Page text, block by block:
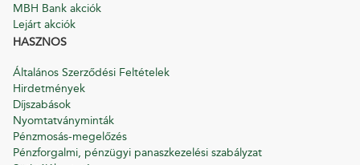
MBH Bank akciók
Lejárt akciók
HASZNOS
Általános Szerződési Feltételek
Hirdetmények
Díjszabások
Nyomtatványminták
Pénzmosás-megelőzés
Pénzforgalmi, pénzügyi panaszkezelési szabályzat